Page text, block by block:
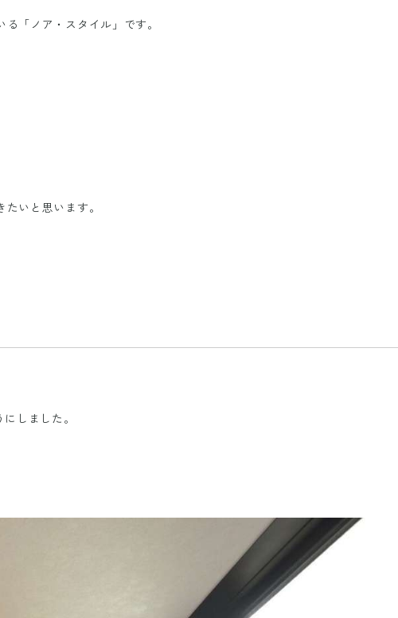
「ノア・スタイル」です。
いと思います。
しました。